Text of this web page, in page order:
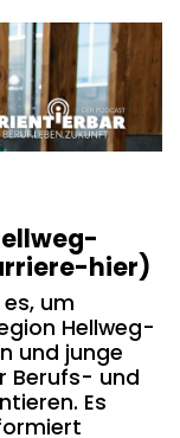
hier)
um
Hellweg-
und junge
Berufs- und
Es